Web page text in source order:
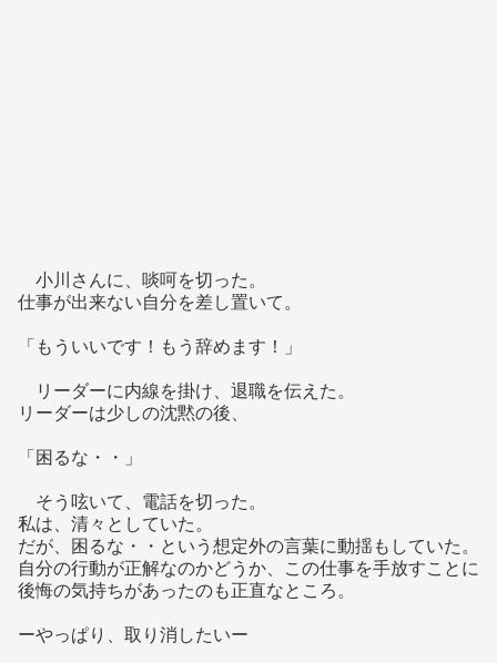
小川さんに、啖呵を切った。
仕事が出来ない自分を差し置いて。
「もういいです！もう辞めます！」
リーダーに内線を掛け、退職を伝えた。
リーダーは少しの沈黙の後、
「困るな・・」
そう呟いて、電話を切った。
私は、清々としていた。
だが、困るな・・という想定外の言葉に動揺もしていた。
自分の行動が正解なのかどうか、この仕事を手放すことに
後悔の気持ちがあったのも正直なところ。
ーやっぱり、取り消したいー